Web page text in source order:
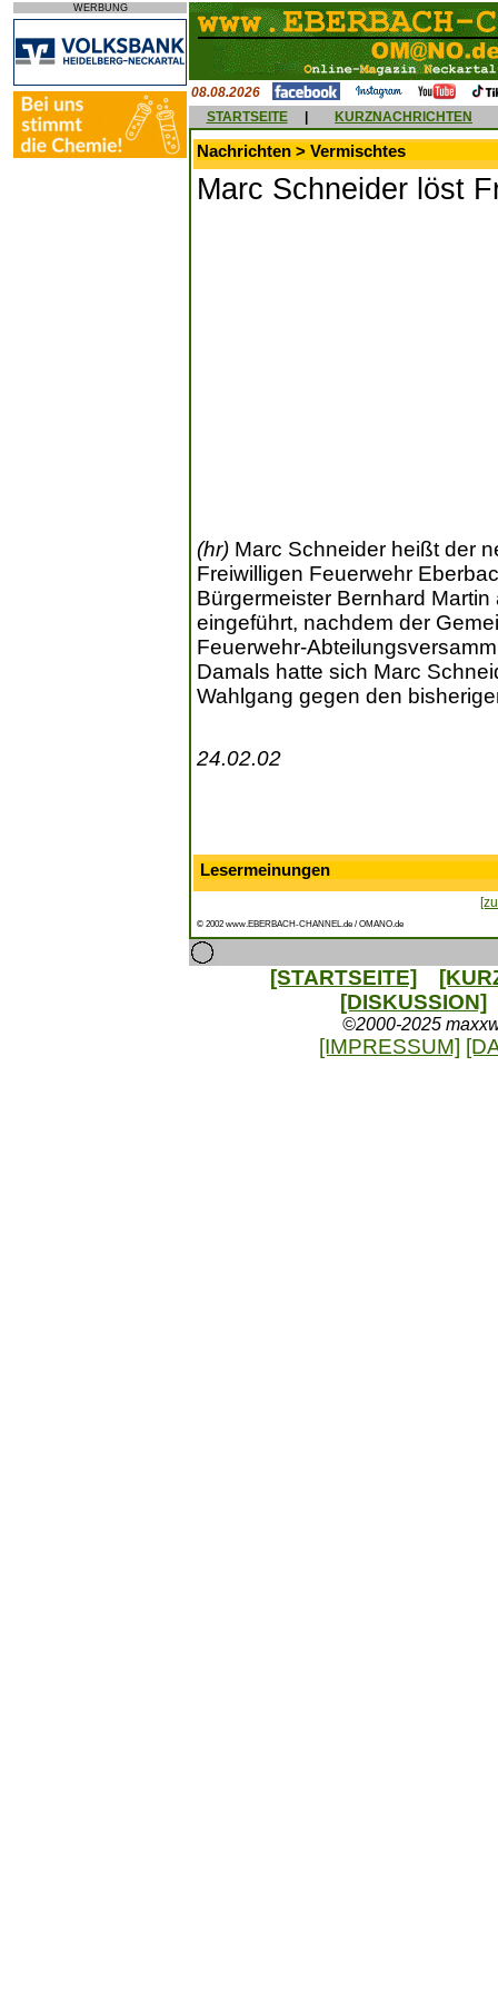
WERBUNG
08.08.2026
STARTSEITE
KURZNACHRICHTEN
Nachrichten > Vermischtes
Marc Schneider löst
(hr) Marc Schneider heißt der
Freiwilligen Feuerwehr
Bürgermeister Bernhard
eingeführt, nachdem der
Feuerwehr-
Damals hatte sich Marc
Wahlgang gegen den
24.02.02
Lesermeinungen
© 2002 www.EBERBACH-CHANNEL.de / OMANO.de
[STARTSEITE]
[DISKUSSION]
©2000-2025
[IMPRESSUM]